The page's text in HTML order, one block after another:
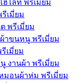
ฮไลท์ พรีเมี่ยม
เมี่ยม
พรีเมี่ยม
าขนหนู พรีเมี่ยม
เมี่ยม
งานผ้า พรีเมี่ยม
มอนผ้าห่ม พรีเมี่ยม